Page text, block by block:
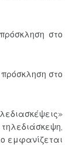
στο
στο
εμφανίζεται